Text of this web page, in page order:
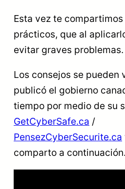
Esta vez te
prácticos, que al
evitar graves problemas.
Los consejos se pueden
publicó el gobierno
tiempo por medio de su
GetCyberSafe.ca /
PensezCyberSecurite.ca
comparto a continuación.